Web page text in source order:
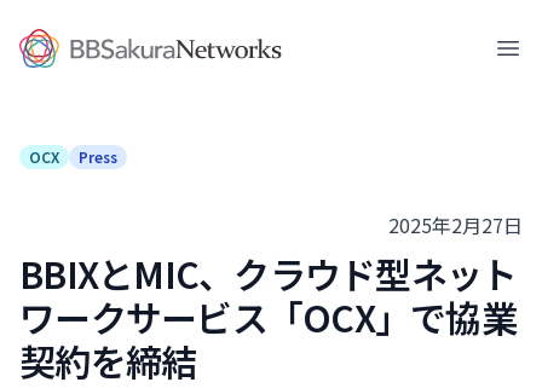
BBSakura Networks
OCX Press
2025年2月27日
BBIXとMIC、クラウド型ネット
ワークサービス「OCX」で協業
契約を締結